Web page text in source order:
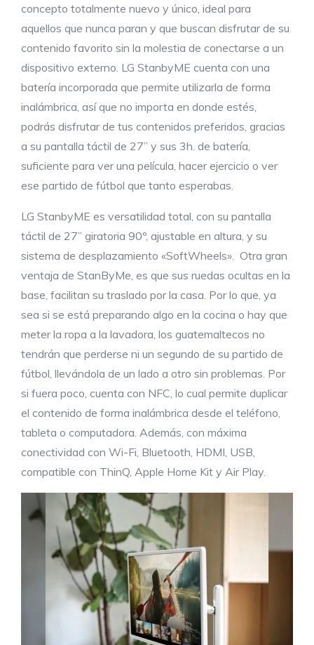
concepto totalmente nuevo y único, ideal para
aquellos que nunca paran y que buscan disfrutar de su
contenido favorito sin la molestia de conectarse a un
dispositivo externo. LG StanbyME cuenta con una
batería incorporada que permite utilizarla de forma
inalámbrica, así que no importa en donde estés,
podrás disfrutar de tus contenidos preferidos, gracias
a su pantalla táctil de 27” y sus 3h. de batería,
suficiente para ver una película, hacer ejercicio o ver
ese partido de fútbol que tanto esperabas.
LG StanbyME es versatilidad total, con su pantalla
táctil de 27” giratoria 90º, ajustable en altura, y su
sistema de desplazamiento «SoftWheels». Otra gran
ventaja de StanByMe, es que sus ruedas ocultas en la
base, facilitan su traslado por la casa. Por lo que, ya
sea si se está preparando algo en la cocina o hay que
meter la ropa a la lavadora, los guatemaltecos no
tendrán que perderse ni un segundo de su partido de
fútbol, llevándola de un lado a otro sin problemas. Por
si fuera poco, cuenta con NFC, lo cual permite duplicar
el contenido de forma inalámbrica desde el teléfono,
tableta o computadora. Además, con máxima
conectividad con Wi-Fi, Bluetooth, HDMI, USB,
compatible con ThinQ, Apple Home Kit y Air Play.